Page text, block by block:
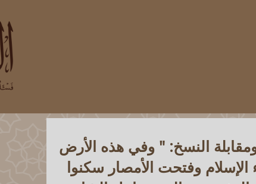
النسخ: " وفي هذه الأرض
وفتحت الأمصار سكنوا